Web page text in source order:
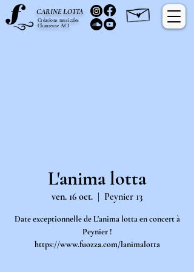
CARINE LOTTA
Chanteuse ACI
Créations musicales
L'anima lotta
ven. 16 oct. Peynier 13
Date exceptionnelle de L'anima lotta en concert à
Peynier !
https://www.fuozza.com/lanimalotta